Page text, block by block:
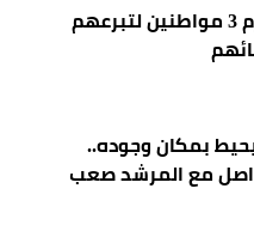
أمير جازان يكرّم 3 مواطنين لتبرعهم
بمكان وجوده..
مع المرشد صعب